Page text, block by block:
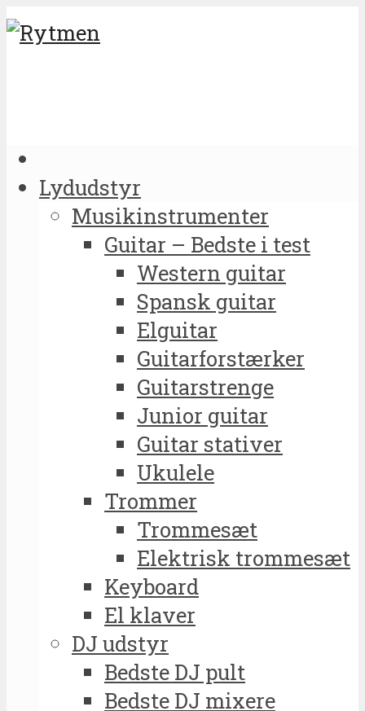
Lydudstyr
Musikinstrumenter
Guitar – Bedste i test
Western guitar
Spansk guitar
Elguitar
Guitarforstærker
Guitarstrenge
Junior guitar
Guitar stativer
Ukulele
Trommer
Trommesæt
Elektrisk trommesæt
Keyboard
El klaver
DJ udstyr
Bedste DJ pult
Bedste DJ mixere